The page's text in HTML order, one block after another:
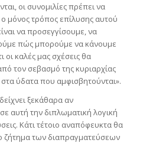
οι συνομιλίες πρέπει να
μόνος τρόπος επίλυσης αυτού
να προσεγγίσουμε, να
πώς μπορούμε να κάνουμε
οι καλές μας σχέσεις θα
τον σεβασμό της κυριαρχίας
ύδατα που αμφισβητούνται».
ξεκάθαρα αν
αυτή την διπλωματική λογική
Κάτι τέτοιο αναπόφευκτα θα
ζήτημα των διαπραγματεύσεων